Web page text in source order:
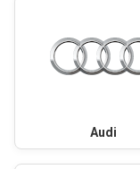
Audi